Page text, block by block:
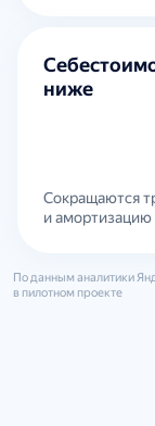
ниже
Сокращаются
и
По данным аналитики
в пилотном проекте